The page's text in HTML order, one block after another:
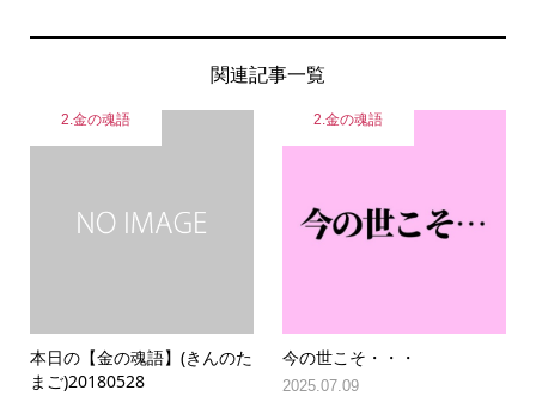
関連記事一覧
2.金の魂語
本日の【金の魂語】(きんのた
まご)20180528
2.金の魂語
今の世こそ・・・
2025.07.09